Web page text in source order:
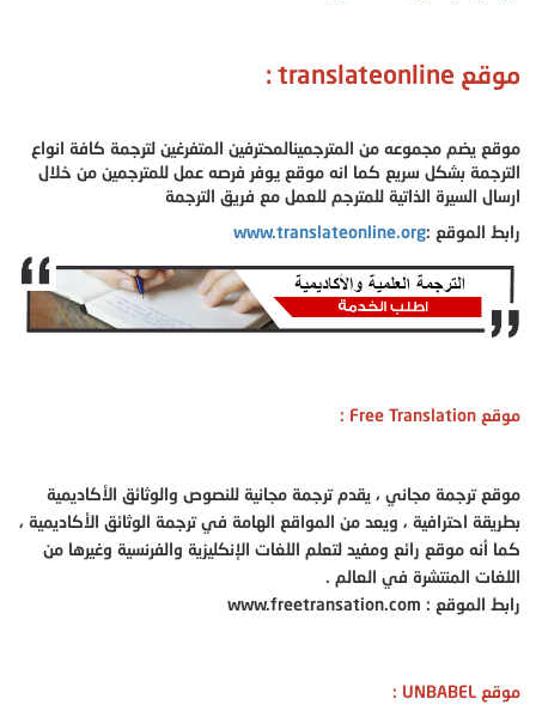
موقع translateonline :
موقع يضم مجموعه من المترجمينالمحترفين المتفرغين لترجمة كافة انواع
الترجمة بشكل سريع كما انه موقع يوفر فرصه عمل للمترجمين من خلال
ارسال السيرة الذاتية للمترجم للعمل مع فريق الترجمة
رابط الموقع :www.translateonline.org
موقع Free Translation :
موقع ترجمة مجاني ، يقدم ترجمة مجانية للنصوص والوثائق الأكاديمية
بطريقة احترافية ، ويعد من المواقع الهامة في ترجمة الوثائق الأكاديمية ،
كما أنه موقع رائع ومفيد لتعلم اللغات الإنكليزية والفرنسية وغيرها من
اللغات المنتشرة في العالم .
رابط الموقع : www.freetransation.com
موقع UNBABEL :